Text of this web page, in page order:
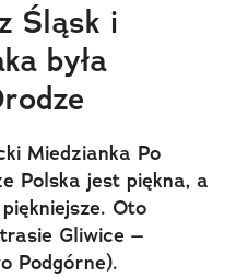
Śląsk i
była
Miedzianka Po
Polska jest piękna, a
Oto
Gliwice –
Podgórne).